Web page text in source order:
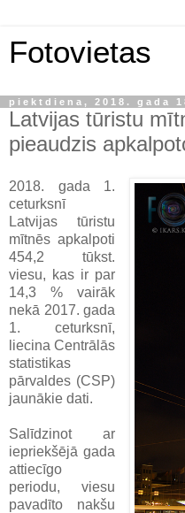
Fotovietas
piektdiena, 2018. gada
Latvijas tūristu
pieaudzis
2018. gada 1.
ceturksnī
Latvijas tūristu
mītnēs apkalpoti
454,2 tūkst.
viesu, kas ir par
14,3 % vairāk
nekā 2017. gada
1. ceturksnī,
liecina Centrālās
statistikas
pārvaldes (CSP)
jaunākie dati.
Salīdzinot ar
iepriekšējā gada
attiecīgo
periodu, viesu
pavadīto nakšu